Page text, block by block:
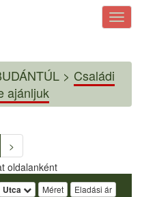
> Családi
ajánljuk
>
oldalanként
Utca Méret Eladási ár